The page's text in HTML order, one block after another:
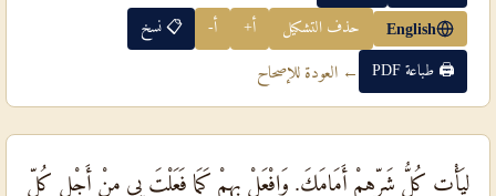
English حذف التشكيل أ+ أ- 📋 نسخ
🖨 طباعة PDF ← العودة للإصحاح
لِيَأْتِ كُلُّ شَرِّهِمْ أَمَامَكَ. وَافْعَلْ بِهِمْ كَمَا فَعَلْتَ بِي مِنْ أَجْلِ كُلِّ